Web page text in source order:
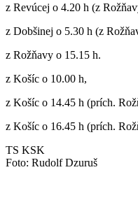
z Revúcej o 4.20 h (z
z Dobšinej o 5.30 h (z
z Rožňavy o 15.15 h.
z Košíc o 10.00 h,
z Košíc o 14.45 h (prích.
z Košíc o 16.45 h (prích.
TS KSK
Foto: Rudolf Dzuruš